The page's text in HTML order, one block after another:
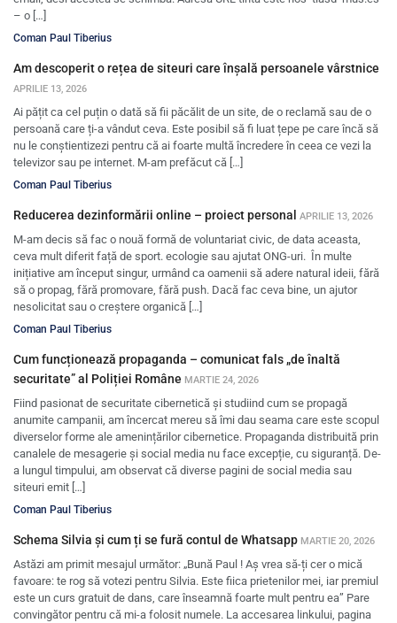
– o […]
Coman Paul Tiberius
Am descoperit o rețea de siteuri care înșală persoanele vârstnice
APRILIE 13, 2026
Ai pățit ca cel puțin o dată să fii păcălit de un site, de o reclamă sau de o
persoană care ți-a vândut ceva. Este posibil să fi luat țepe pe care încă să
nu le conștientizezi pentru că ai foarte multă încredere în ceea ce vezi la
televizor sau pe internet. M-am prefăcut că […]
Coman Paul Tiberius
Reducerea dezinformării online – proiect personal APRILIE 13, 2026
M-am decis să fac o nouă formă de voluntariat civic, de data aceasta,
ceva mult diferit față de sport. ecologie sau ajutat ONG-uri. În multe
inițiative am început singur, urmând ca oamenii să adere natural ideii, fără
să o propag, fără promovare, fără push. Dacă fac ceva bine, un ajutor
nesolicitat sau o creștere organică […]
Coman Paul Tiberius
Cum funcționează propaganda – comunicat fals „de înaltă
securitate” al Poliției Române MARTIE 24, 2026
Fiind pasionat de securitate cibernetică și studiind cum se propagă
anumite campanii, am încercat mereu să îmi dau seama care este scopul
diverselor forme ale amenințărilor cibernetice. Propaganda distribuită prin
canalele de mesagerie și social media nu face excepție, cu siguranță. De-
a lungul timpului, am observat că diverse pagini de social media sau
siteuri emit […]
Coman Paul Tiberius
Schema Silvia și cum ți se fură contul de Whatsapp MARTIE 20, 2026
Astăzi am primit mesajul următor: „Bună Paul ! Aș vrea să-ți cer o mică
favoare: te rog să votezi pentru Silvia. Este fiica prietenilor mei, iar premiul
este un curs gratuit de dans, care înseamnă foarte mult pentru ea” Pare
convingător pentru că mi-a folosit numele. La accesarea linkului, pagina